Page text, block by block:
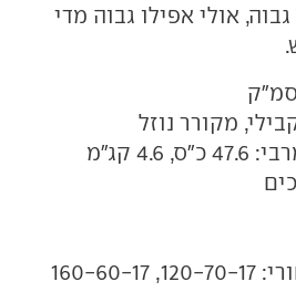
גבוה, אולי אפילו גבוה מדי
מקורר נוזל
קג"מ
60-17